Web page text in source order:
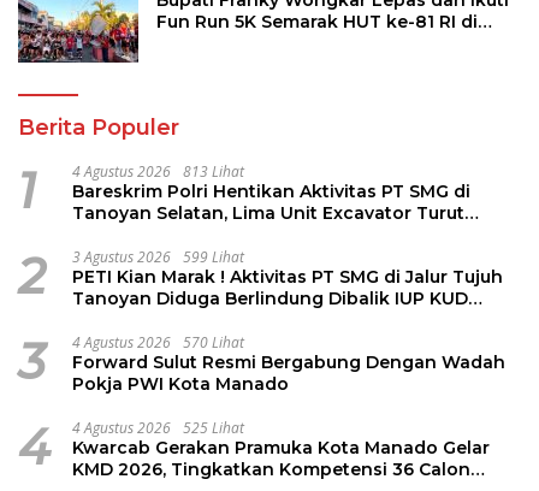
Fun Run 5K Semarak HUT ke-81 RI di
Berita Populer
1 4 Agustus 2026 813 Lihat
Bareskrim Polri Hentikan Aktivitas PT SMG di
Tanoyan Selatan, Lima Unit Excavator Turut
2 3 Agustus 2026 599 Lihat
PETI Kian Marak ! Aktivitas PT SMG di Jalur Tujuh
Tanoyan Diduga Berlindung Dibalik IUP KUD
3 4 Agustus 2026 570 Lihat
Forward Sulut Resmi Bergabung Dengan Wadah
Pokja PWI Kota Manado
4 4 Agustus 2026 525 Lihat
Kwarcab Gerakan Pramuka Kota Manado Gelar
KMD 2026, Tingkatkan Kompetensi 36 Calon